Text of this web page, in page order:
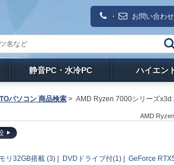
・ お問い合わせ
静音PC・水冷PC ハイエン
パソコン 商品検索 > AMD Ryzen 7000シリーズx3d
AMD
リ32GB搭載 (3) | DVDドライブ付(1) | GeForce